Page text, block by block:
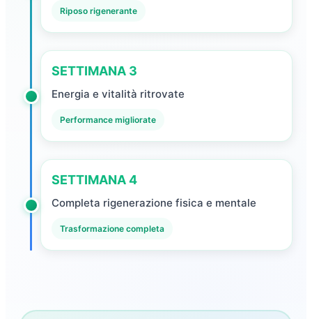
Riposo rigenerante
SETTIMANA 3
Energia e vitalità ritrovate
Performance migliorate
SETTIMANA 4
Completa rigenerazione fisica e mentale
Trasformazione completa